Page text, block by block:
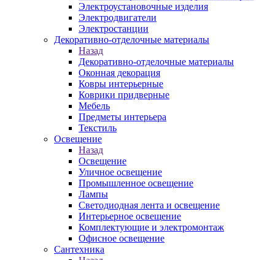
Электроустановочные изделия
Электродвигатели
Электростанции
Декоративно-отделочные материалы
Назад
Декоративно-отделочные материалы
Оконная декорация
Ковры интерьерные
Коврики придверные
Мебель
Предметы интерьера
Текстиль
Освещение
Назад
Освещение
Уличное освещение
Промышленное освещение
Лампы
Светодиодная лента и освещение
Интерьерное освещение
Комплектующие и электромонтаж
Офисное освещение
Сантехника